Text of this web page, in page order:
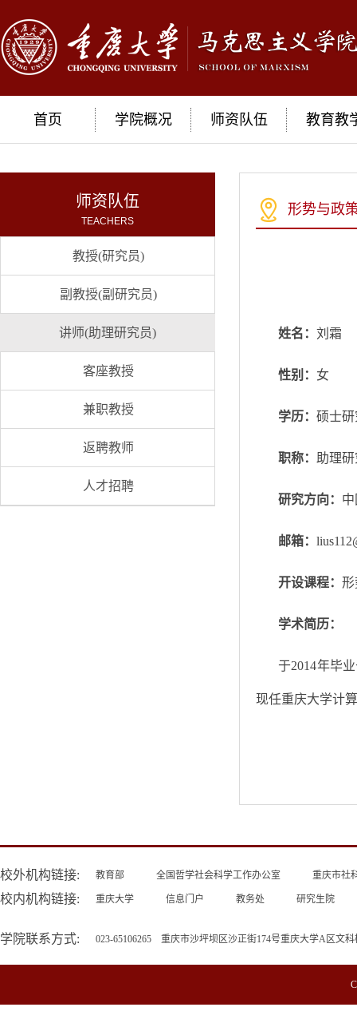
首页 学院概况 师资队伍 教育教
师资队伍
TEACHERS
教授(研究员)
副教授(副研究员)
讲师(助理研究员)
客座教授
兼职教授
返聘教师
人才招聘
形势与政
姓名： 刘霜
性别： 女
学历： 硕士
职称： 助理
研究方向：
邮箱：
开设课程： 形
学术简历：
于2014年毕
现任重庆大学计
校外机构链接: 教育部 全国哲学社会科学工作办公室 重庆市社
校内机构链接: 重庆大学 信息门户 教务处 研究生院
学院联系方式: 023-65106265 重庆市沙坪坝区沙正街174号重庆大学A区文科